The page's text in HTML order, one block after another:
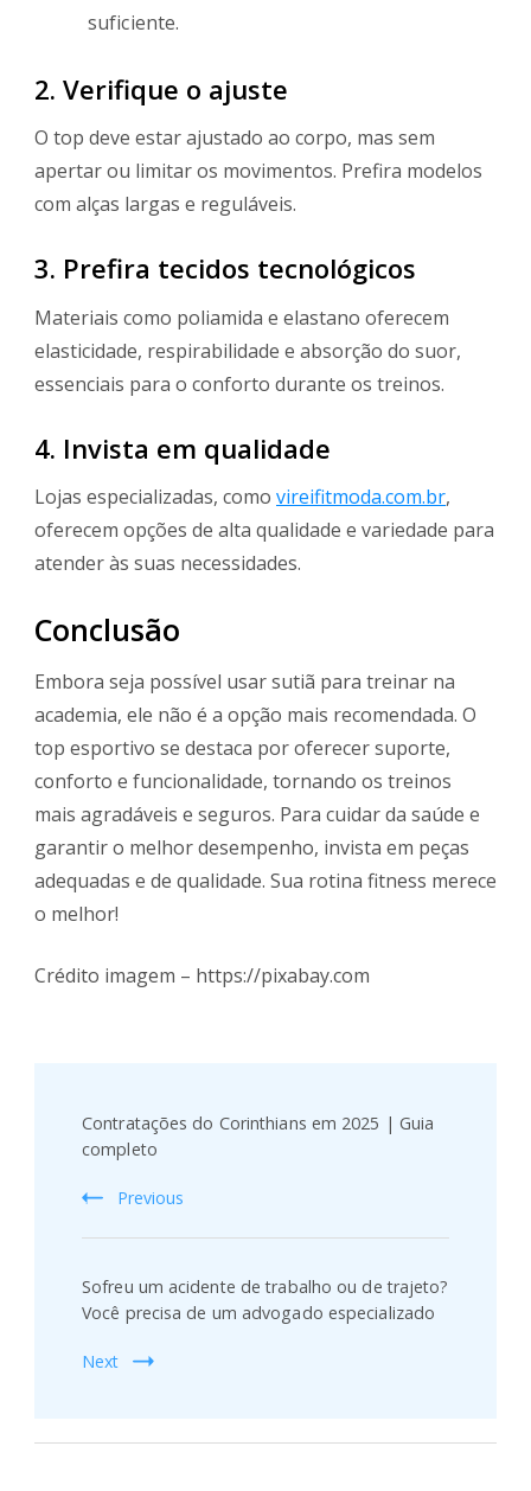
suficiente.
2. Verifique o ajuste
O top deve estar ajustado ao corpo, mas sem
apertar ou limitar os movimentos. Prefira modelos
com alças largas e reguláveis.
3. Prefira tecidos tecnológicos
Materiais como poliamida e elastano oferecem
elasticidade, respirabilidade e absorção do suor,
essenciais para o conforto durante os treinos.
4. Invista em qualidade
Lojas especializadas, como vireifitmoda.com.br,
oferecem opções de alta qualidade e variedade para
atender às suas necessidades.
Conclusão
Embora seja possível usar sutiã para treinar na
academia, ele não é a opção mais recomendada. O
top esportivo se destaca por oferecer suporte,
conforto e funcionalidade, tornando os treinos
mais agradáveis e seguros. Para cuidar da saúde e
garantir o melhor desempenho, invista em peças
adequadas e de qualidade. Sua rotina fitness merece
o melhor!
Crédito imagem – https://pixabay.com
Navigation
Contratações do Corinthians em 2025 | Guia
completo
Previous
Sofreu um acidente de trabalho ou de trajeto?
Você precisa de um advogado especializado
Next